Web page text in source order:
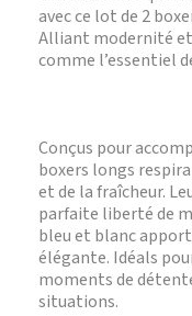
avec ce lot de 2
Alliant modernité
comme l’essentiel
Conçus pour
boxers longs
et de la fraîcheur.
parfaite liberté de
bleu et blanc
élégante. Idéals
moments de
situations.